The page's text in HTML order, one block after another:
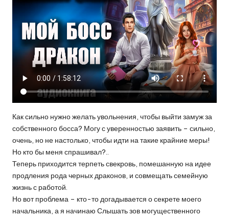
Как сильно нужно желать увольнения, чтобы выйти замуж за
собственного босса? Могу с уверенностью заявить – сильно,
очень, но не настолько, чтобы идти на такие крайние меры!
Но кто бы меня спрашивал?..
Теперь приходится терпеть свекровь, помешанную на идее
продления рода черных драконов, и совмещать семейную
жизнь с работой.
Но вот проблема – кто-то догадывается о секрете моего
начальника, а я начинаю Слышать зов могущественного